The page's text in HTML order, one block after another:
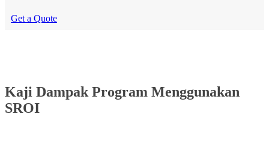
Get a Quote
Kaji Dampak Program Menggunakan
SROI